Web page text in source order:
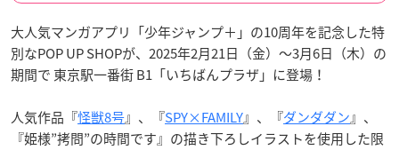
大人気マンガアプリ「少年ジャンプ＋」の10周年を記念した特
別なPOP UP SHOPが、2025年2月21日（金）～3月6日（木）の
期間で 東京駅一番街 B1「いちばんプラザ」に登場！
人気作品『怪獣8号』、『SPY×FAMILY』、『ダンダダン』、
『姫様”拷問”の時間です』の描き下ろしイラストを使用した限